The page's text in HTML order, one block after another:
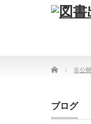
Home 非公開
ブログ